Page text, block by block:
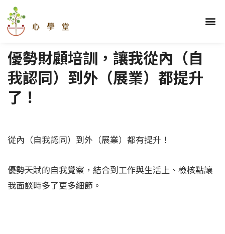
選
優勢財顧培訓，讓我從內（自
我認同）到外（展業）都提升
了！
從內（自我認同）到外（展業）都有提升！
優勢天賦的自我覺察，結合到工作與生活上、檢核點讓
我面談時多了更多細節。